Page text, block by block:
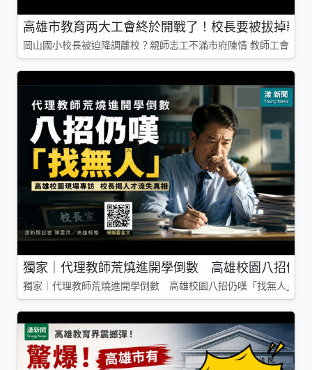
高雄市教育两大工會終於開戰了！校長要被拔掉親
岡山國小校長被迫降調離校？親師志工不滿市府陳情 教師工會槓
獨家｜代理教師荒燒進開學倒數 高雄校園八招仍
獨家｜代理教師荒燒進開學倒數 高雄校園八招仍嘆「找無人」